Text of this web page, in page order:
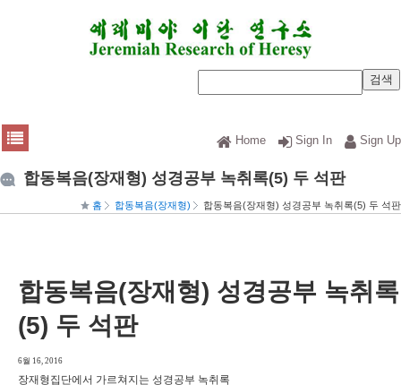
Home Sign In Sign Up
합동복음(장재형) 성경공부 녹취록(5) 두 석판
홈 합동복음(장재형) 합동복음(장재형) 성경공부 녹취록(5) 두 석판
합동복음(장재형) 성경공부 녹취록
(5) 두 석판
6월 16, 2016
장재형집단에서 가르쳐지는 성경공부 녹취록